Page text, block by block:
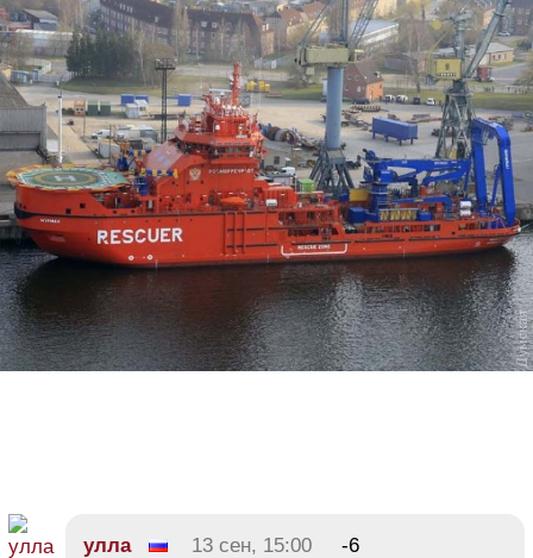
улла 13 сен, 15:00
-6